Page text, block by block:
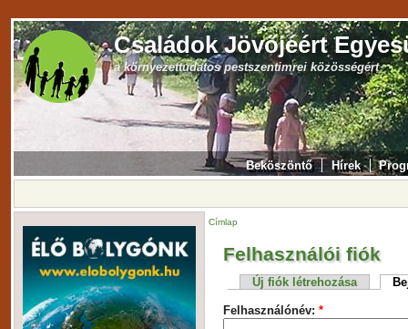
Családok Jövőjéért
a környezettudatos pestszentimrei közösségért
Beköszöntő Hírek
Címlap
Felhasználói fiók
Új fiók létrehozása
Felhasználónév: *